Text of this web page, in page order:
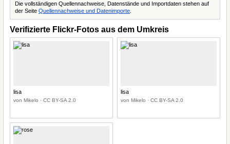
Die vollständigen Quellennachweise, Datenstände und Importdaten stehen auf
der Seite Quellennachweise und Datenimporte
Verifizierte Flickr-Fotos aus dem Umkreis
lisa
von Mikelo · CC BY-SA 2.0
lisa
von Mikelo · CC BY-SA 2.0